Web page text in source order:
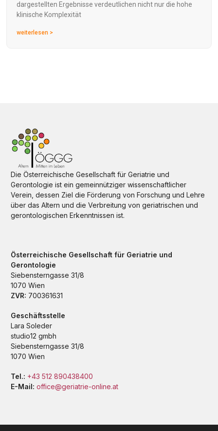
dargestellten Ergebnisse verdeutlichen nicht nur die hohe
klinische Komplexität
weiterlesen >
Die Österreichische Gesellschaft für Geriatrie und
Gerontologie ist ein gemeinnütziger wissenschaftlicher
Verein, dessen Ziel die Förderung von Forschung und Lehre
über das Altern und die Verbreitung von geriatrischen und
gerontologischen Erkenntnissen ist.
Österreichische Gesellschaft für Geriatrie und
Gerontologie
Siebensterngasse 31/8
1070 Wien
ZVR: 700361631
Geschäftsstelle
Lara Soleder
studio12 gmbh
Siebensterngasse 31/8
1070 Wien
Tel.: +43 512 890438400
E-Mail: office@geriatrie-online.at